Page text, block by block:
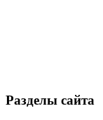
Разделы сайта